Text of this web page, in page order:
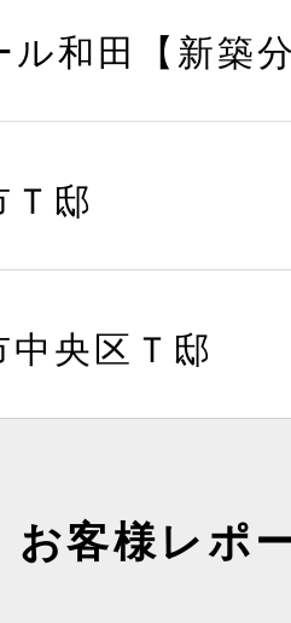
ル和田【新築
Ｔ邸
中央区Ｔ邸
お客様レポ